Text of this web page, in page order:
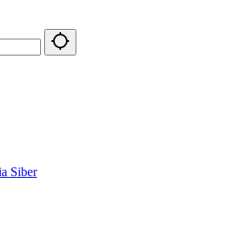
Siber